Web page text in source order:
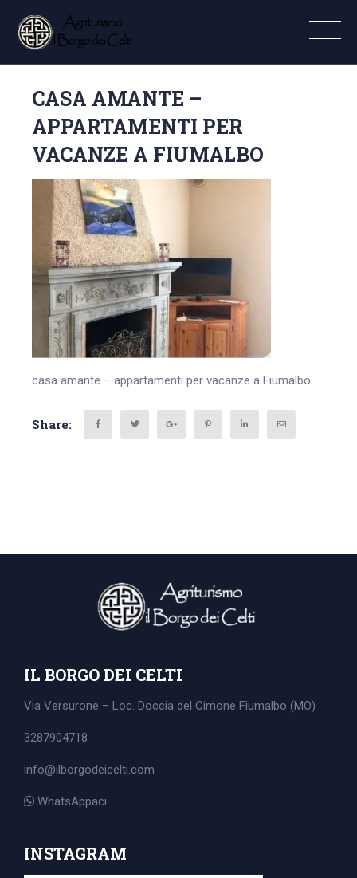
CASA AMANTE –
APPARTAMENTI PER
VACANZE A FIUMALBO
casa amante – appartamenti per vacanze a Fiumalbo
Share:
IL BORGO DEI CELTI
Via Versurone – Loc. Doccia del Cimone Fiumalbo (MO)
3287904718
info@ilborgodeicelti.com
WhatsAppaci
INSTAGRAM
for: